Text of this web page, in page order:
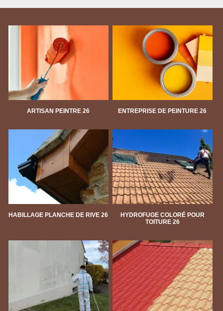
ARTISAN PEINTRE 26 ENTREPRISE DE PEINTURE 26
HABILLAGE PLANCHE DE RIVE 26
HYDROFUGE COLORÉ POUR
TOITURE 26